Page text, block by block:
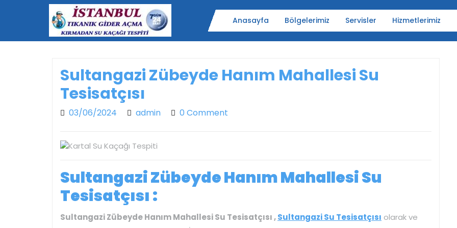
Anasayfa Bölgelerimiz Servisler Hizmetlerimiz
Sultangazi Zübeyde Hanım Mahallesi Su
Tesisatçısı
03/06/2024 03/06/2024
adminadmin0 Comment
Sultangazi Zübeyde Hanım Mahallesi Su
Tesisatçısı :
Sultangazi Zübeyde Hanım Mahallesi Su Tesisatçısı ,Sultangazi Su Tesisatçısı olarak ve